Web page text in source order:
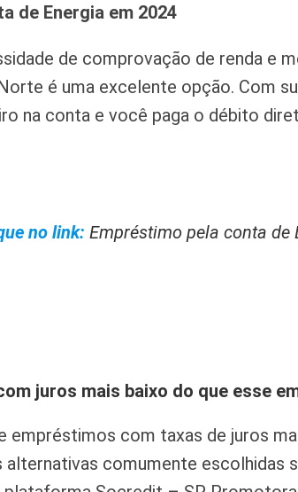
de Energia em 2024
de comprovação de renda e
é uma excelente opção. Com
na conta e você paga o débito
no link: Empréstimo pela conta de
juros mais baixo do que esse
empréstimos com taxas de juros
alternativas comumente